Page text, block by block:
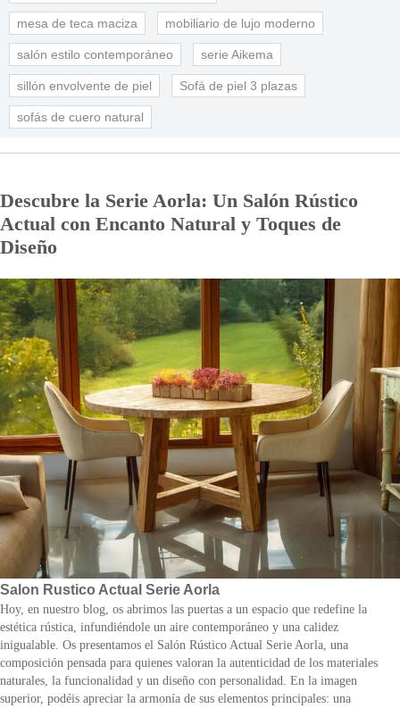
mesa de teca maciza mobiliario de lujo moderno
salón estilo contemporáneo serie Aikema
sillón envolvente de piel Sofá de piel 3 plazas
sofás de cuero natural
Descubre la Serie Aorla: Un Salón Rústico
Actual con Encanto Natural y Toques de
Diseño
Salon Rustico Actual Serie Aorla
Hoy, en nuestro blog, os abrimos las puertas a un espacio que redefine la
estética rústica, infundiéndole un aire contemporáneo y una calidez
inigualable. Os presentamos el Salón Rústico Actual Serie Aorla, una
composición pensada para quienes valoran la autenticidad de los materiales
naturales, la funcionalidad y un diseño con personalidad. En la imagen
superior, podéis apreciar la armonía de sus elementos principales: una